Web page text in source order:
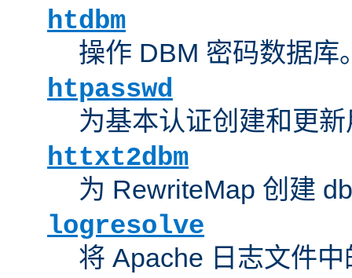
htdbm
操作 DBM 密码数据库
htpasswd
为基本认证创建和更
httxt2dbm
为 RewriteMap 创建
logresolve
将 Apache 日志文件